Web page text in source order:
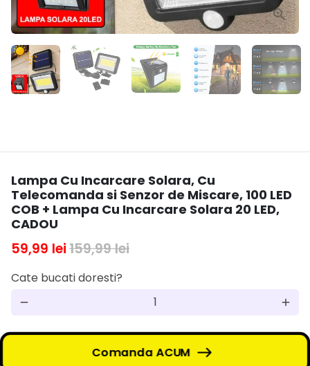
Lampa Cu Incarcare Solara, Cu
Telecomanda si Senzor de Miscare, 100 LED
COB + Lampa Cu Incarcare Solara 20 LED,
CADOU
59,99 lei159,99 lei
Cate bucati doresti?
remove add
Comanda ACUM